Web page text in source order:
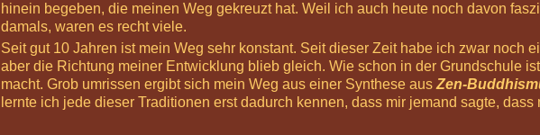
hinein begeben, die meinen Weg gekreuzt hat. Weil ich auch heute noch davon
damals, waren es recht viele.
Seit gut 10 Jahren ist mein Weg sehr konstant. Seit dieser Zeit habe ich zwar noch
aber die Richtung meiner Entwicklung blieb gleich. Wie schon in der Grundschule ist
macht. Grob umrissen ergibt sich mein Weg aus einer Synthese aus Zen-
lernte ich jede dieser Traditionen erst dadurch kennen, dass mir jemand sagte,